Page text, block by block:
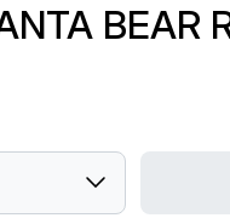
BEAR